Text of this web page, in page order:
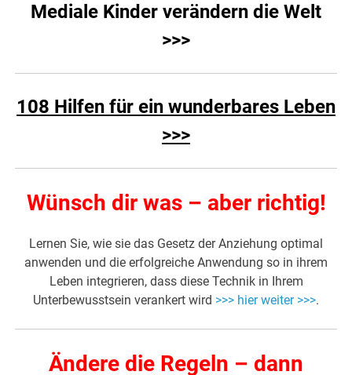
Mediale Kinder verändern die Welt
>>>
108 Hilfen für ein wunderbares Leben
>>>
Wünsch dir was – aber richtig!
Lernen Sie, wie sie das Gesetz der Anziehung optimal
anwenden und die erfolgreiche Anwendung so in ihrem
Leben integrieren, dass diese Technik in Ihrem
Unterbewusstsein verankert wird >>> hier weiter >>>.
Ändere die Regeln – dann